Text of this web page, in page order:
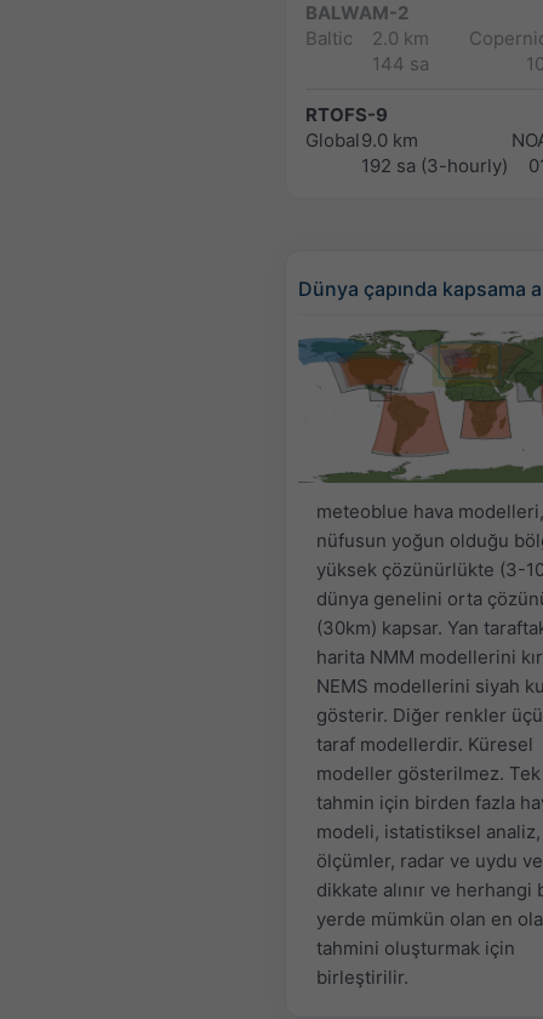
BALWAM-2
Baltic
2.0 km
144 sa
RTOFS-9
Global9.0 km
192 sa (3-hourly)
Dünya çapında kapsama
meteoblue hava modelleri,
nüfusun yoğun olduğu
yüksek çözünürlükte (3-
dünya genelini orta
(30km) kapsar. Yan
harita NMM modellerini
NEMS modellerini siyah
gösterir. Diğer renkler
taraf modellerdir. Küresel
modeller gösterilmez.
tahmin için birden fazla
modeli, istatistiksel analiz,
ölçümler, radar ve uydu
dikkate alınır ve herhangi
yerde mümkün olan en
tahmini oluşturmak için
birleştirilir.